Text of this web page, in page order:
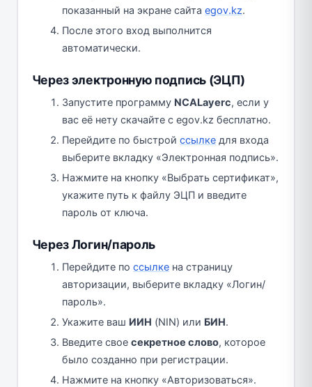
показанный на экране сайта egov.kz.
После этого вход выполнится
автоматически.
Через электронную подпись (ЭЦП)
Запустите программу NCALayerс, если у
вас её нету скачайте с egov.kz бесплатно.
Перейдите по быстрой ссылке для входа
выберите вкладку «Электронная подпись».
Нажмите на кнопку «Выбрать сертификат»,
укажите путь к файлу ЭЦП и введите
пароль от ключа.
Через Логин/пароль
Перейдите по ссылке на страницу
авторизации, выберите вкладку «Логин/
пароль».
Укажите ваш ИИН (NIN) или БИН.
Введите свое секретное слово, которое
было созданно при регистрации.
Нажмите на кнопку «Авторизоваться».